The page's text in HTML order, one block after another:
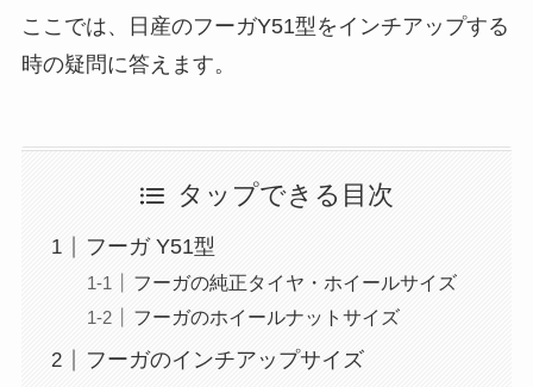
ここでは、日産のフーガY51型をインチアップする
時の疑問に答えます。
タップできる目次
フーガ Y51型
フーガの純正タイヤ・ホイールサイズ
フーガのホイールナットサイズ
フーガのインチアップサイズ